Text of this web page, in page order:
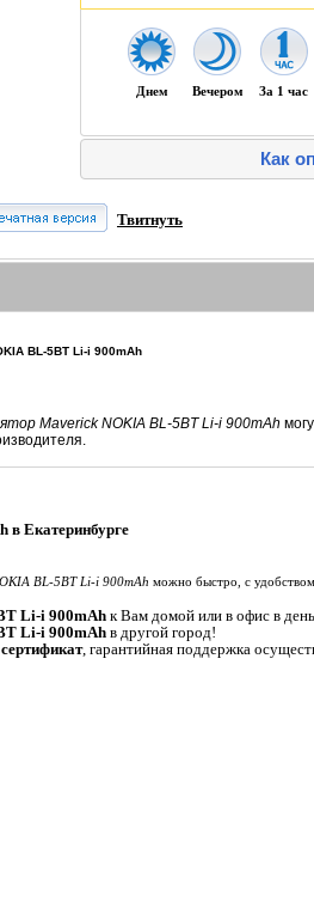
Днем Вечером За 1 час
Как
Твитнуть
BL-5BT Li-i 900mAh
Maverick NOKIA BL-5BT Li-i 900mAh
Екатеринбурге
BL-5BT Li-i 900mAh можно быстро, с
Li-i 900mAhк Вам домой или в офис в день
Li-i 900mAh в другой город!
, гарантийная поддержка